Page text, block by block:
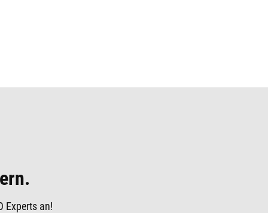
Experts an!